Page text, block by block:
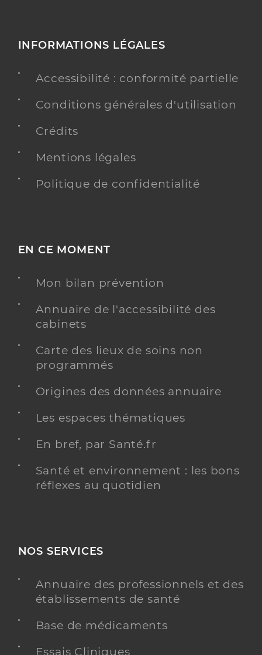
INFORMATIONS LÉGALES
Accessibilité : conformité partielle
Conditions générales d'utilisation
Crédits
Mentions légales
Politique de confidentialité
EN CE MOMENT
Mon bilan prévention
Annuaire de l'accessibilité des
cabinets
Carte des lieux de soins non
programmés
Origines des données annuaire
Les espaces thématiques
En bref, par Santé.fr
Santé et environnement : les bons
réflexes au quotidien
NOS SERVICES
Annuaire des professionnels et des
établissements de santé
Base de médicaments
Essais Cliniques